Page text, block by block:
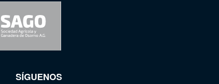
SÍGUENOS